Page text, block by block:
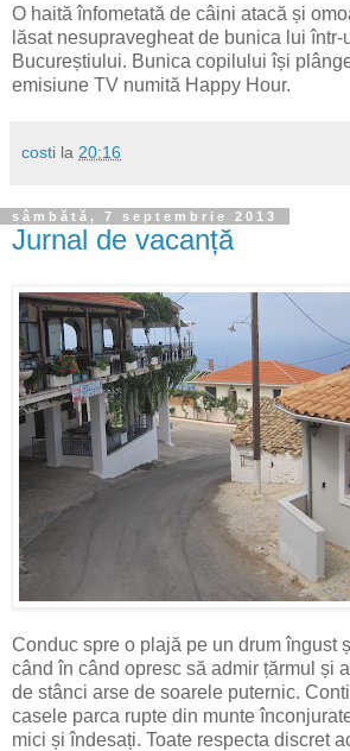
O haită înfometată de câini atacă și
lăsat nesupravegheat de bunica lui într-
Bucureștiului. Bunica copilului își
emisiune TV numită Happy Hour.
costi la 20:16
sâmbătă, 7 septembrie 2013
Jurnal de vacanță
Conduc spre o plajă pe un drum îngust
când în când opresc să admir țărmul și
de stânci arse de soarele puternic.
casele parca rupte din munte
mici și îndesați. Toate respecta discret